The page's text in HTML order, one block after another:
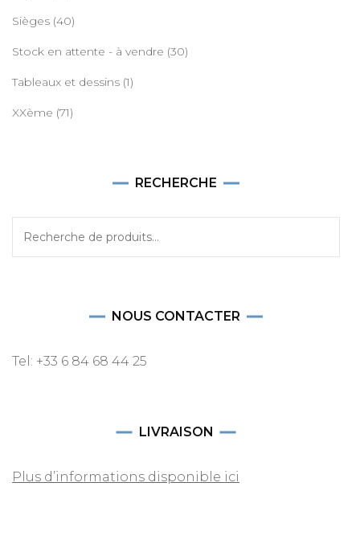
Sièges (40)
Stock en attente - à vendre (30)
Tableaux et dessins (1)
XXème (71)
RECHERCHE
NOUS CONTACTER
Tel: +33 6 84 68 44 25
LIVRAISON
Plus d’informations disponible ici